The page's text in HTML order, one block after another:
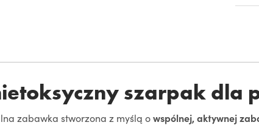
szarpak dla
zabawka stworzona z myślą owspólnej, aktywnej